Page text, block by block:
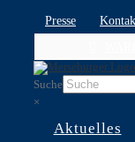
Presse
Suche
×
Aktuelles